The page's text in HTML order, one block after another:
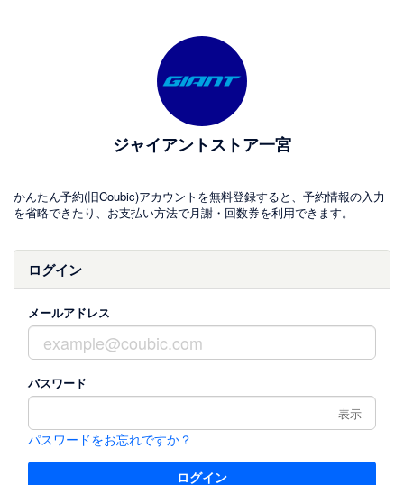
ジャイアントストア一宮
かんたん予約(旧Coubic)アカウントを無料登録すると、予約情報の入力
を省略できたり、お支払い方法で月謝・回数券を利用できます。
ログイン
メールアドレス
パスワード
表示
パスワードをお忘れですか？